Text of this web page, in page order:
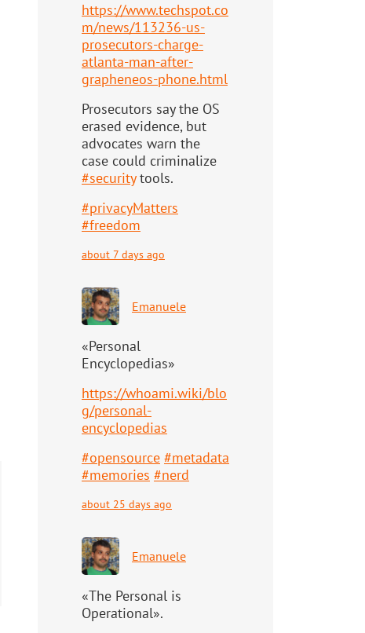
https://www.techspot.co
m/news/113236-us-
prosecutors-charge-
atlanta-man-after-
grapheneos-phone.html
Prosecutors say the OS
erased evidence, but
advocates warn the
case could criminalize
#securitytools.
#privacyMatters
#freedom
about 7 days ago
Emanuele
«Personal
Encyclopedias»
https://whoami.wiki/blo
g/personal-
encyclopedias
#opensource #metadata
#memories #nerd
about 25 days ago
Emanuele
«The Personal is
Operational».